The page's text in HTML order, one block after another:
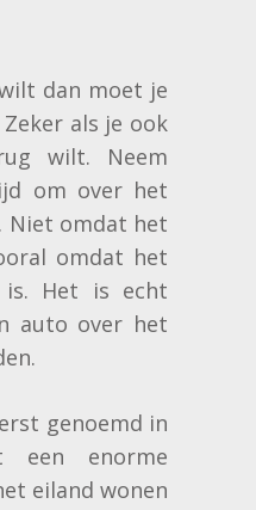
dan moet je
als je ook
wilt. Neem
om over het
Niet omdat het
omdat het
Het is echt
auto over het
genoemd in
een enorme
eiland wonen